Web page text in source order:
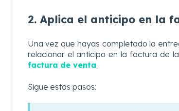
2. Aplica el anticipo en la
Una vez que hayas completado la
relacionar el anticipo en la factura de
factura de venta.
Sigue estos pasos: